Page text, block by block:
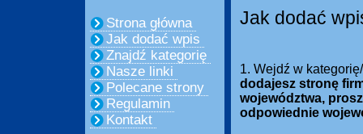
Strona główna
Jak dodać wpis
Znajdź kategorię
Nasze linki
Polecane strony
Regulamin
Kontakt
Jak dodać
1. Wejdź w
dodajesz stronę
województwa,
odpowiednie